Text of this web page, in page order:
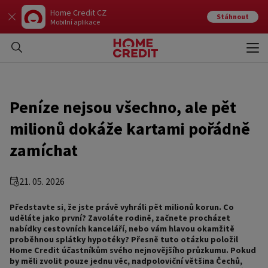
Home Credit CZ
Mobilní aplikace
Stáhnout
Peníze nejsou všechno, ale pět
milionů dokáže kartami pořádně
zamíchat
21. 05. 2026
Představte si, že jste právě vyhráli pět milionů korun. Co
uděláte jako první? Zavoláte rodině, začnete procházet
nabídky cestovních kanceláří, nebo vám hlavou okamžitě
proběhnou splátky hypotéky? Přesně tuto otázku položil
Home Credit účastníkům svého nejnovějšího průzkumu. Pokud
by měli zvolit pouze jednu věc, nadpoloviční většina Čechů,